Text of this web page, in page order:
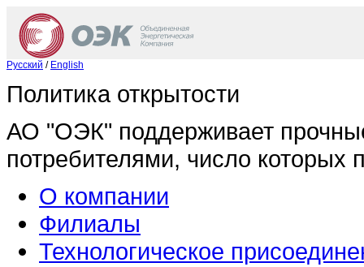
Русский / English
Политика открытости
АО "ОЭК" поддерживает
потребителями, число которых
О компании
Филиалы
Технологическое